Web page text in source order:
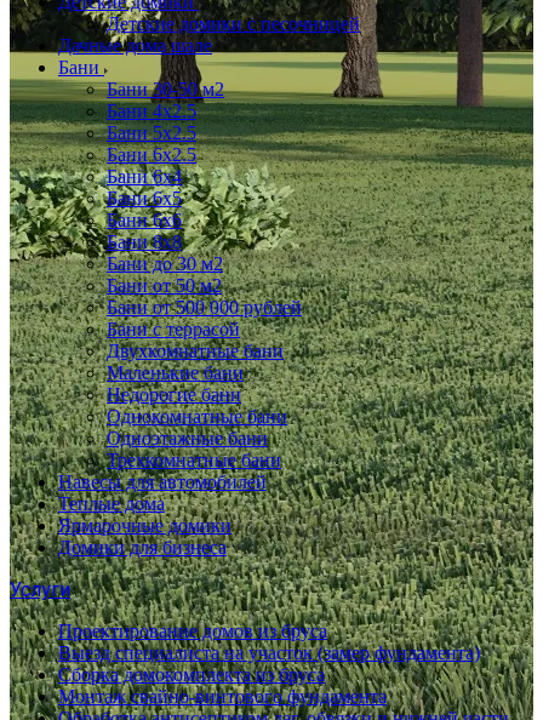
Детские домики с песочницей
Дачные дома шале
Бани
Бани 30-50 м2
Бани 4x2.5
Бани 5x2.5
Бани 6x2.5
Бани 6х4
Бани 6х5
Бани 6х6
Бани 8x8
Бани до 30 м2
Бани от 50 м2
Бани от 500 000 рублей
Бани с террасой
Двухкомнатные бани
Маленькие бани
Недорогие бани
Однокомнатные бани
Одноэтажные бани
Трехкомнатные бани
Навесы для автомобилей
Теплые дома
Ярмарочные домики
Домики для бизнеса
Услуги
Проектирование домов из бруса
Выезд специалиста на участок (замер фундамента)
Сборка домокомплекта из бруса
Монтаж свайно-винтового фундамента